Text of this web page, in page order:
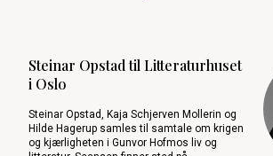
Steinar Opstad til Litteraturhuset
i Oslo
Steinar Opstad, Kaja Schjerven Mollerin og
Hilde Hagerup samles til samtale om krigen
og kjærligheten i Gunvor Hofmos liv og